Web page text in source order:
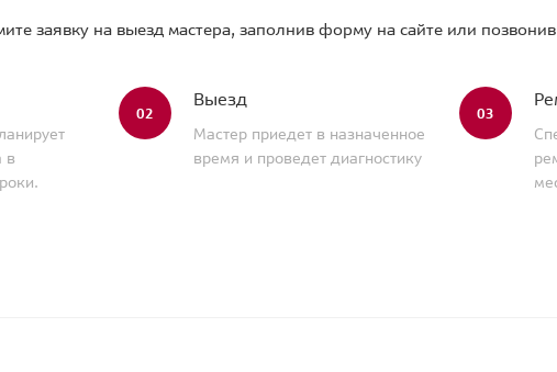
заявку на выезд мастера, заполнив форму на сайте или
в
02
Выезд
Мастер приедет в назначенное
время и проведет диагностику
03